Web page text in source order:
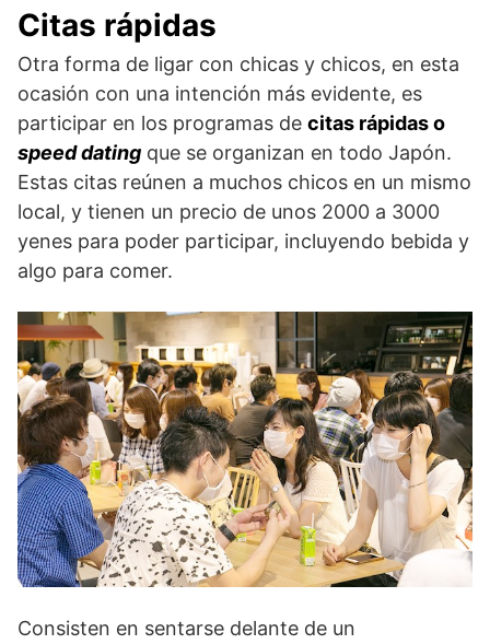
Citas rápidas
Otra forma de ligar con chicas y chicos, en esta
ocasión con una intención más evidente, es
participar en los programas de citas rápidas o
speed dating que se organizan en todo Japón.
Estas citas reúnen a muchos chicos en un mismo
local, y tienen un precio de unos 2000 a 3000
yenes para poder participar, incluyendo bebida y
algo para comer.
Consisten en sentarse delante de un